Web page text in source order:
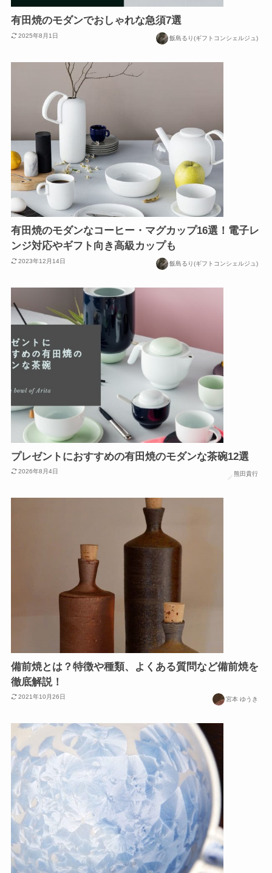
有田焼のモダンでおしゃれな急須7選
2025年8月1日 飯島るり(ギフトコンシェルジュ)
有田焼のモダンなコーヒー・マグカップ16選！電子レ
ンジ対応やギフト向き高級カップも
2023年12月14日 飯島るり(ギフトコンシェルジュ)
プレゼントにおすすめの有田焼のモダンな茶碗12選
2026年8月4日 熊田貴行
備前焼とは？特徴や種類、よくある質問など備前焼を
徹底解説！
2021年10月26日 宮本 ゆうき